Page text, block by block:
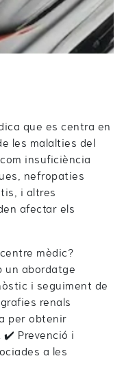
que es centra en
les malalties del
insuficiència
nefropaties
i altres
afectar els
mèdic?
abordatge
i seguiment de
renals
per obtenir
Prevenció i
a les